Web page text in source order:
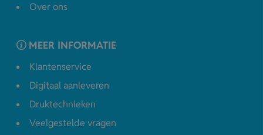
Over ons
MEER INFORMATIE
Klantenservice
Digitaal aanleveren
Druktechnieken
Veelgestelde vragen